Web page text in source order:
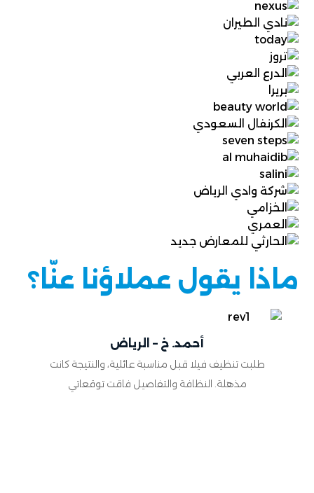
ماذا يقول عملاؤنا عنّا؟
أحمد. خ – الرياض
طلبت تنظيف فيلا قبل مناسبة عائلية، والنتيجة كانت
مذهلة. النظافة والتفاصيل فاقت توقعاتي